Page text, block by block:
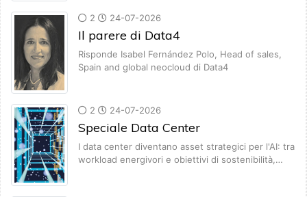
2 24-07-2026
Il parere di Data4
Risponde Isabel Fernández Polo, Head of sales,
Spain and global neocloud di Data4
2 24-07-2026
Speciale Data Center
I data center diventano asset strategici per l'AI: tra
workload energivori e obiettivi di sostenibilità,…